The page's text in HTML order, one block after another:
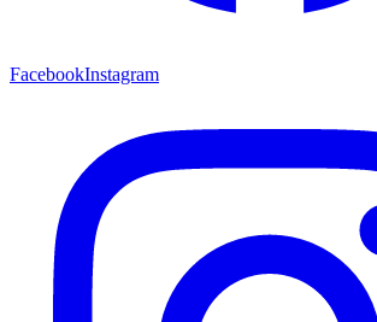
FacebookInstagram